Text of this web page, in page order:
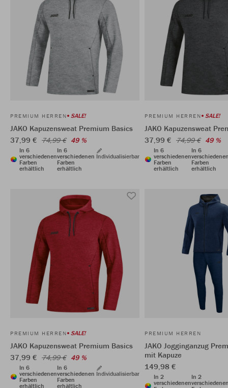
PREMIUM HERREN SALE!
JAKO Kapuzensweat Premium Basics
37,99 € 74,99 € 49 %
In 6
verschiedenen
Farben
erhältlich
In 6
verschiedenen
Farben
erhältlich
Individualisierbar
PREMIUM HERREN SALE!
JAKO Kapuzensweat
37,99 € 74,99 € 49 %
In 6
verschiedenen
Farben
erhältlich
In 6
Farben
erhältlich
PREMIUM HERREN SALE!
JAKO Kapuzensweat Premium Basics
37,99 € 74,99 € 49 %
In 6
verschiedenen
Farben
erhältlich
In 6
verschiedenen
Farben
erhältlich
Individualisierbar
PREMIUM HERREN
JAKO Jogginganzug
mit Kapuze
149,98 €
In 2
verschiedenen
In 2